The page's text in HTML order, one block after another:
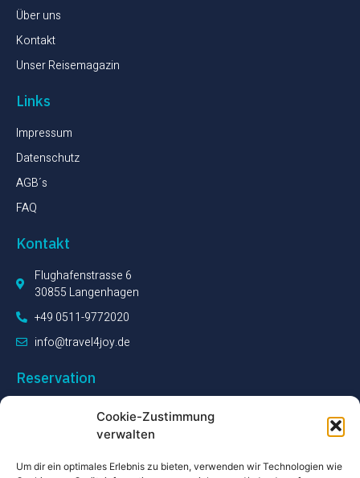
Cookie-Zustimmung
verwalten
Um dir ein optimales Erlebnis zu bieten, verwenden wir Technologien wie
Über uns
Kontakt
Unser Reisemagazin
Links
Impressum
Datenschutz
AGB´s
FAQ
Kontakt
Flughafenstrasse 6
30855 Langenhagen
+49 0511-9772020
info@travel4joy.de
Reservation
Unser Serviceteam steht Ihnen während unserer Öffnungszeiten
zur Verfügung, um Ihre Fragen zu beantworten.
+49 0511-9772020